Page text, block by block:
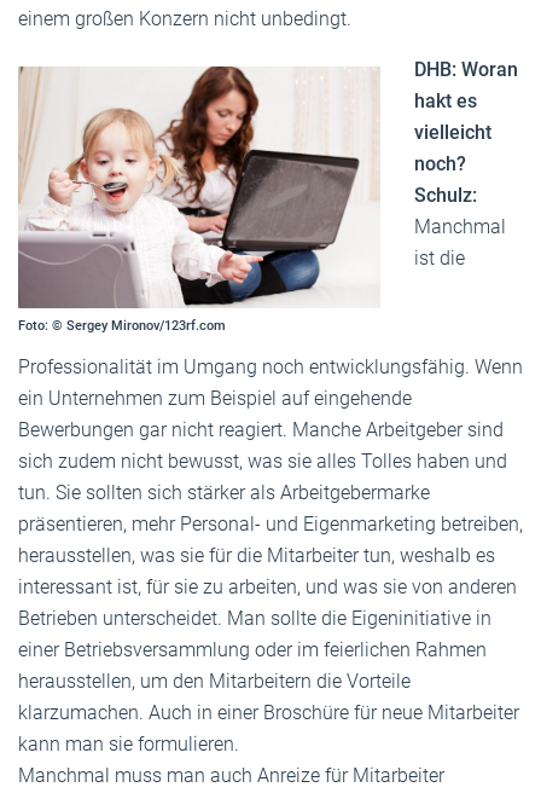
einem großen Konzern nicht unbedingt.
Foto: © Sergey Mironov/123rf.com
DHB: Woran
hakt es
vielleicht
noch?
Schulz:
Manchmal
ist die
Professionalität im Umgang noch entwicklungsfähig. Wenn
ein Unternehmen zum Beispiel auf eingehende
Bewerbungen gar nicht reagiert. Manche Arbeitgeber sind
sich zudem nicht bewusst, was sie alles Tolles haben und
tun. Sie sollten sich stärker als Arbeitgebermarke
präsentieren, mehr Personal- und Eigenmarketing betreiben,
herausstellen, was sie für die Mitarbeiter tun, weshalb es
interessant ist, für sie zu arbeiten, und was sie von anderen
Betrieben unterscheidet. Man sollte die Eigeninitiative in
einer Betriebsversammlung oder im feierlichen Rahmen
herausstellen, um den Mitarbeitern die Vorteile
klarzumachen. Auch in einer Broschüre für neue Mitarbeiter
kann man sie formulieren.
Manchmal muss man auch Anreize für Mitarbeiter